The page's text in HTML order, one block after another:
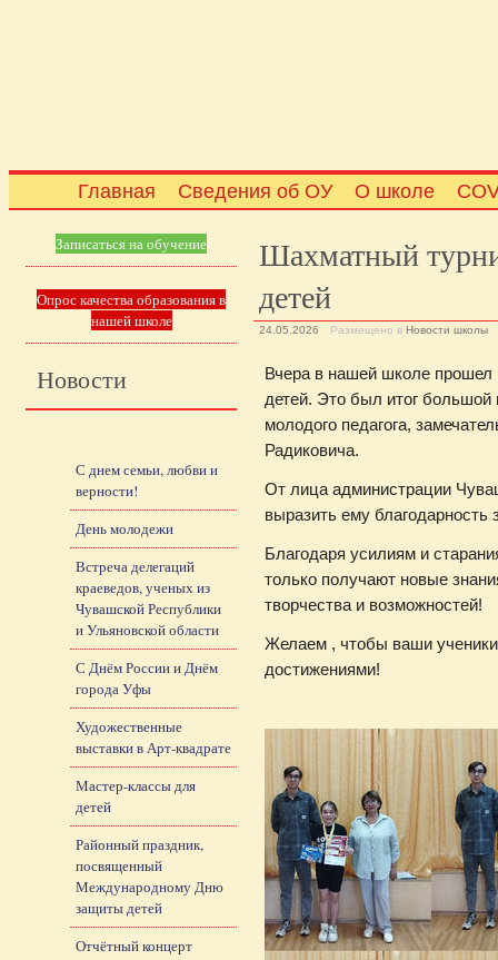
Главная Сведения об ОУ О школе
Шахматный
детей
24.05.2026 Размещено в Новости школы
Вчера в нашей школе
детей. Это был итог большой
молодого педагога,
Радиковича.
От лица администрации
выразить ему благодарность
Благодаря усилиям и
только получают новые
творчества и возможностей!
Желаем , чтобы ваши
достижениями!
Записаться на обучение
Опрос качества образования в
нашей школе
Новости
С днем семьи, любви и
верности!
День молодежи
Встреча делегаций
краеведов, ученых из
Чувашской Республики
и Ульяновской области
С Днём России и Днём
города Уфы
Художественные
выставки в Арт-квадрате
Мастер-классы для
детей
Районный праздник,
посвященный
Международному Дню
защиты детей
Отчётный концерт